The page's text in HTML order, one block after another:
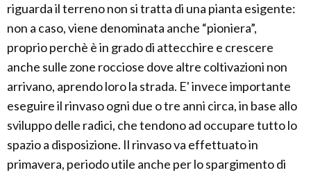
riguarda il terreno non si tratta di una pianta esigente:
non a caso, viene denominata anche “pioniera”,
proprio perchè è in grado di attecchire e crescere
anche sulle zone rocciose dove altre coltivazioni non
arrivano, aprendo loro la strada. E' invece importante
eseguire il rinvaso ogni due o tre anni circa, in base allo
sviluppo delle radici, che tendono ad occupare tutto lo
spazio a disposizione. Il rinvaso va effettuato in
primavera, periodo utile anche per lo spargimento di